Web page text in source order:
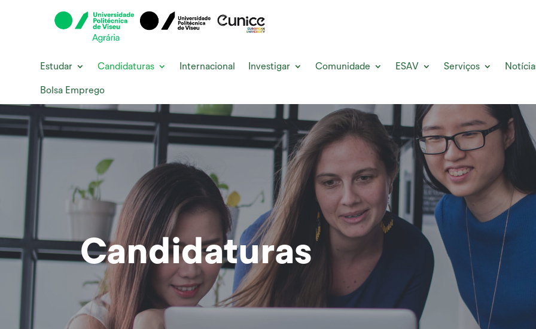
Estudar Candidaturas Internacional Investigar Comunidade ESAV Serviços
Bolsa Emprego
Candidaturas